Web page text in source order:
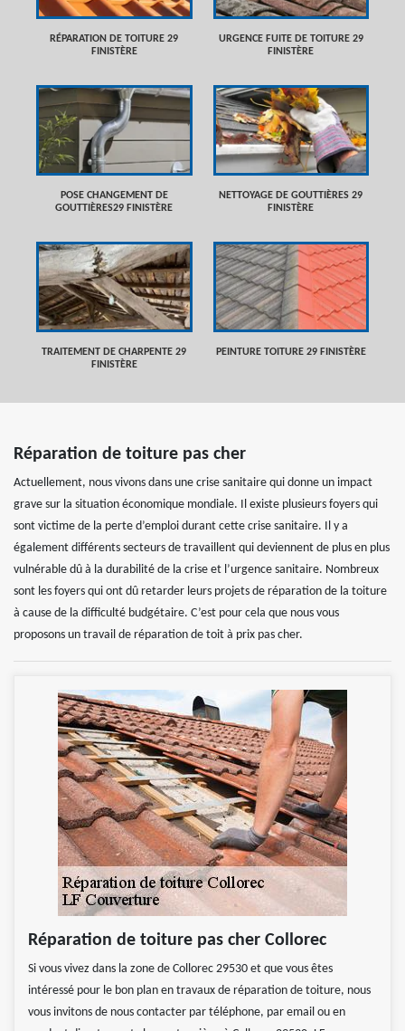
RÉPARATION DE TOITURE 29
FINISTÈRE
URGENCE FUITE DE TOITURE 29
FINISTÈRE
POSE CHANGEMENT DE
GOUTTIÈRES29 FINISTÈRE
NETTOYAGE DE GOUTTIÈRES 29
FINISTÈRE
TRAITEMENT DE CHARPENTE 29
FINISTÈRE
PEINTURE TOITURE 29 FINISTÈRE
Réparation de toiture pas cher
Actuellement, nous vivons dans une crise sanitaire qui donne un impact
grave sur la situation économique mondiale. Il existe plusieurs foyers qui
sont victime de la perte d’emploi durant cette crise sanitaire. Il y a
également différents secteurs de travaillent qui deviennent de plus en plus
vulnérable dû à la durabilité de la crise et l’urgence sanitaire. Nombreux
sont les foyers qui ont dû retarder leurs projets de réparation de la toiture
à cause de la difficulté budgétaire. C’est pour cela que nous vous
proposons un travail de réparation de toit à prix pas cher.
Réparation de toiture pas cher Collorec
Si vous vivez dans la zone de Collorec 29530 et que vous êtes
intéressé pour le bon plan en travaux de réparation de toiture, nous
vous invitons de nous contacter par téléphone, par email ou en